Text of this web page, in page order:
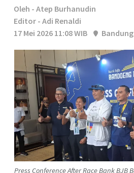
Oleh - Atep Burhanudin
Editor - Adi Renaldi
17 Mei 2026 11:08 WIB
Bandung
Press Conference After Race Bank BJB